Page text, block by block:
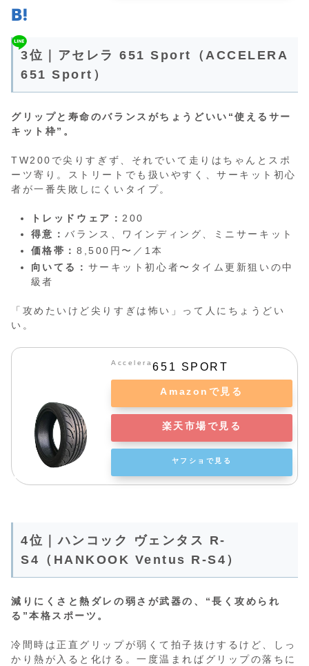
3位｜アセレラ 651 Sport（ACCELERA
651 Sport）
グリップと寿命のバランスがちょうどいい“使えるサー
キット枠”。
TW200で尖りすぎず、それでいて走りはちゃんとスポ
ーツ寄り。ストリートでも扱いやすく、サーキット初心
者が一番失敗しにくいタイプ。
トレッドウェア： 200
得意：バランス、ワインディング、ミニサーキット
価格帯：8,500円〜／1本
向いてる： サーキット初心者〜タイム更新狙いの中
級者
「攻めたいけど尖りすぎは怖い」って人にちょうどい
い。
Accelera 651 SPORT
Amazonで見る
楽天市場で見る
ヤフショで見る
4位｜ハンコック ヴェンタス R-
S4（HANKOOK Ventus R-S4）
減りにくさと熱ダレの弱さが武器の、“長く攻められ
る”本格スポーツ。
冷間時は正直グリップが弱くて拍子抜けするけど、しっ
かり熱が入ると化ける。一度温まればグリップの落ちに